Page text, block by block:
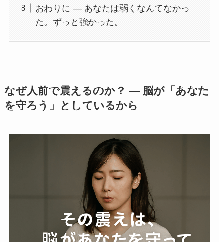
おわりに ― あなたは弱くなんてなかっ
た。ずっと強かった。
なぜ人前で震えるのか？ ― 脳が「あなた
を守ろう」としているから